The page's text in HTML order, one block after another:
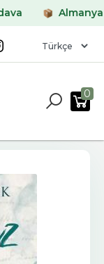
Almanya &
0